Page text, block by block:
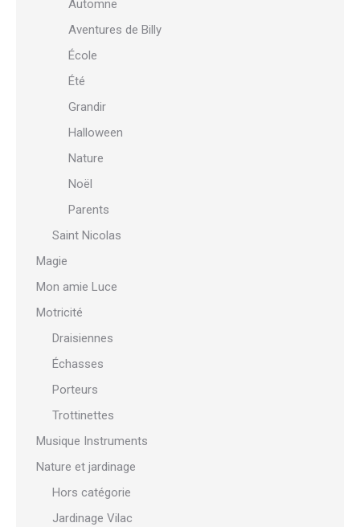
Automne
Aventures de Billy
École
Été
Grandir
Halloween
Nature
Noël
Parents
Saint Nicolas
Magie
Mon amie Luce
Motricité
Draisiennes
Échasses
Porteurs
Trottinettes
Musique Instruments
Nature et jardinage
Hors catégorie
Jardinage Vilac